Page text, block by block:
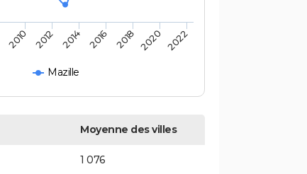
Mazille
2010 2012 2014 2016 2018 2020 2022
Moyenne des villes
1 076